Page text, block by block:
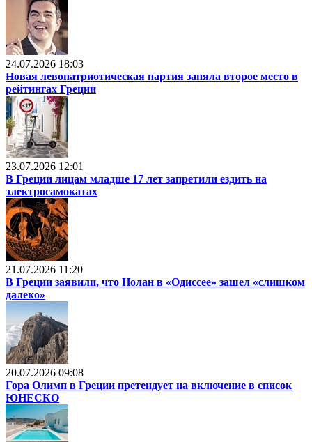
24.07.2026 18:03
Новая левопатриотическая партия заняла второе место в
рейтингах Греции
23.07.2026 12:01
В Греции лицам младше 17 лет запретили ездить на
электросамокатах
21.07.2026 11:20
В Греции заявили, что Нолан в «Одиссее» зашел «слишком
далеко»
20.07.2026 09:08
Гора Олимп в Греции претендует на включение в список
ЮНЕСКО